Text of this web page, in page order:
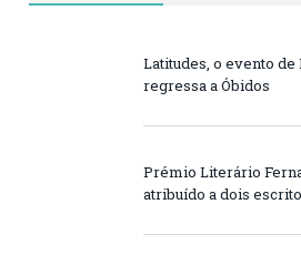
Latitudes, o evento de
regressa a Óbidos
Prémio Literário
atribuído a dois